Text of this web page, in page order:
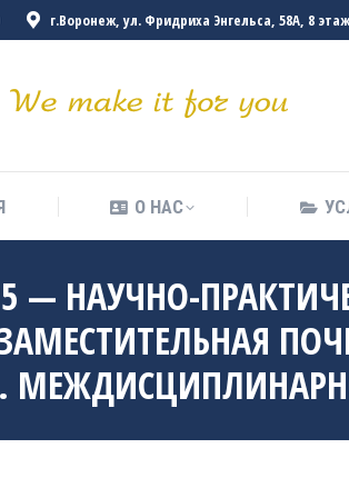
г.Воронеж, ул. Фридриха Энгельса, 58А, 8
О НАС
— НАУЧНО-
О НАС